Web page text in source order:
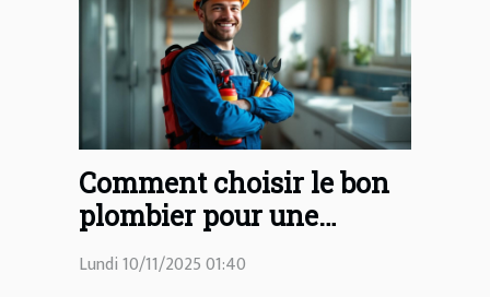
Comment choisir le bon
plombier pour une
urgence ?
Lundi 10/11/2025 01:40